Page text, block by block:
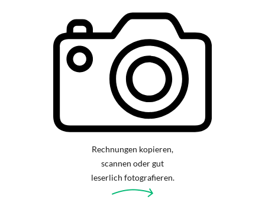
Rechnungen kopieren,
scannen oder gut
leserlich fotografieren.